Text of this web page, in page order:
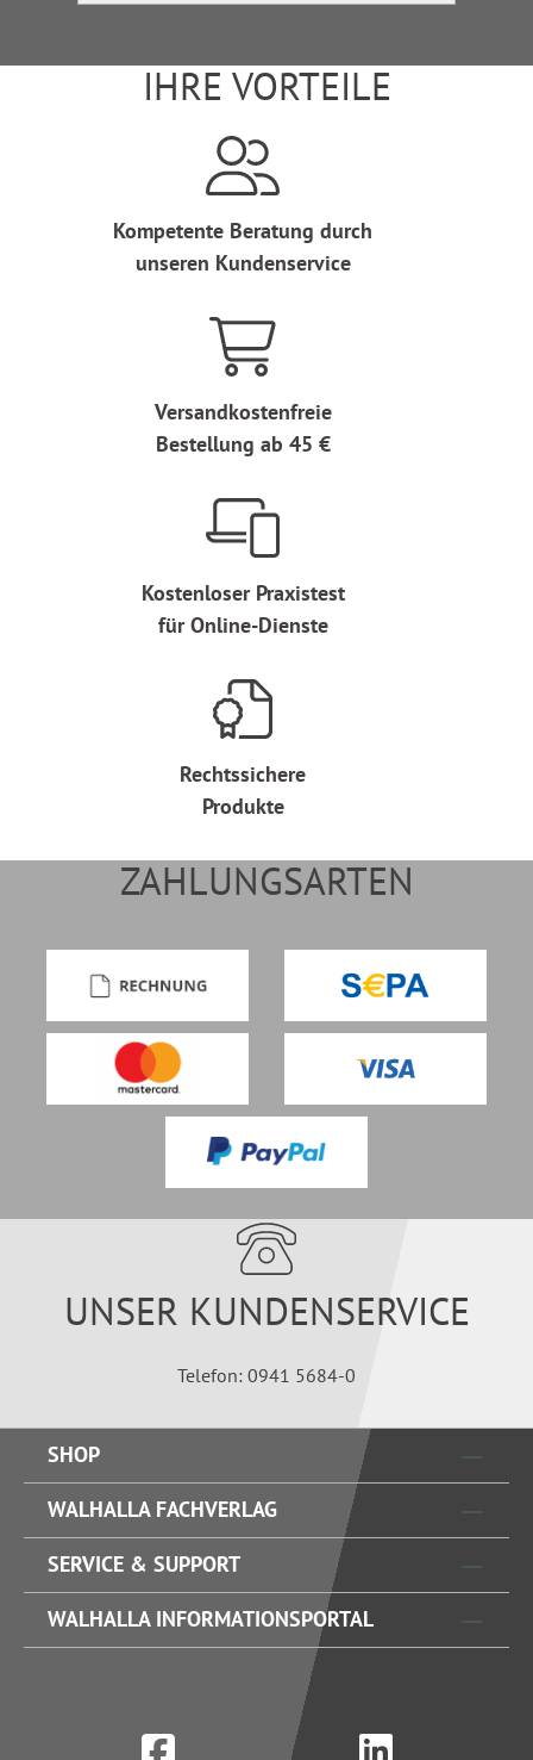
IHRE VORTEILE
Kompetente Beratung durch
unseren Kundenservice
Versandkostenfreie
Bestellung ab 45 €
Kostenloser Praxistest
für Online-Dienste
Rechtssichere
Produkte
ZAHLUNGSARTEN
UNSER KUNDENSERVICE
Telefon: 0941 5684-0
SHOP
WALHALLA FACHVERLAG
SERVICE & SUPPORT
WALHALLA INFORMATIONSPORTAL